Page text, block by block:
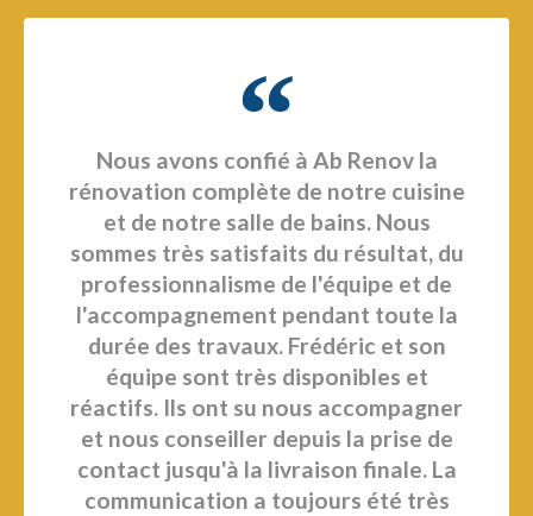
Nous avons confié à Ab Renov la
rénovation complète de notre cuisine
et de notre salle de bains. Nous
sommes très satisfaits du résultat, du
professionnalisme de l'équipe et de
l'accompagnement pendant toute la
durée des travaux. Frédéric et son
équipe sont très disponibles et
réactifs. Ils ont su nous accompagner
et nous conseiller depuis la prise de
contact jusqu'à la livraison finale. La
communication a toujours été très